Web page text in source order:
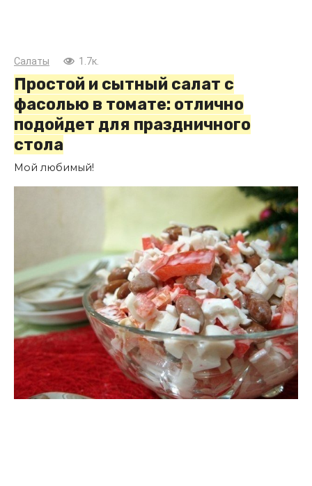
Салаты 1.7к.
Простой и сытный салат с
фасолью в томате: отлично
подойдет для праздничного
стола
Мой любимый!